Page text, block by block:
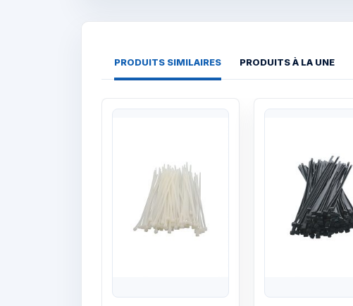
PRODUITS SIMILAIRES PRODUITS À LA UNE